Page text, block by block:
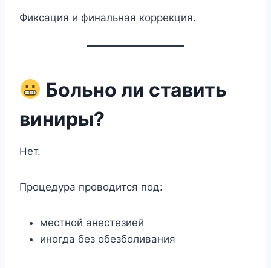
Фиксация и финальная коррекция.
Больно ли ставить
виниры?
Нет.
Процедура проводится под:
местной анестезией
иногда без обезболивания